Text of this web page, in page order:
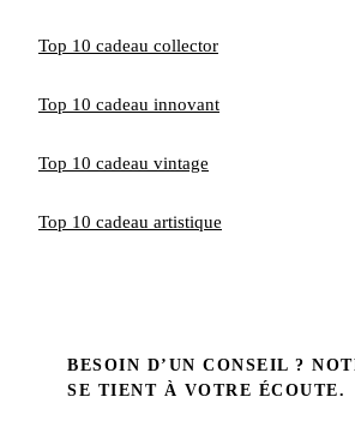
Top 10 cadeau collector
Top 10 cadeau innovant
Top 10 cadeau vintage
Top 10 cadeau artistique
BESOIN D’UN CONSEIL ?
SE TIENT À VOTRE ÉCOUTE.